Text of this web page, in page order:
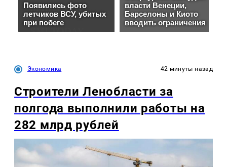
Экономика 42 минуты назад
Строители Ленобласти за
полгода выполнили работы на
282 млрд рублей